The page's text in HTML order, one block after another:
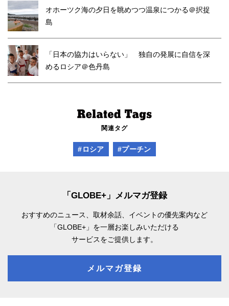
オホーツク海の夕日を眺めつつ温泉につかる＠択捉
島
「日本の協力はいらない」 独自の発展に自信を深
めるロシア＠色丹島
関連タグ
#ロシア #プーチン
「GLOBE+」メルマガ登録
おすすめのニュース、取材余話、 イベントの優先案内など
「GLOBE+」を一層お楽しみいただける
サービスをご提供します。
メルマガ登録